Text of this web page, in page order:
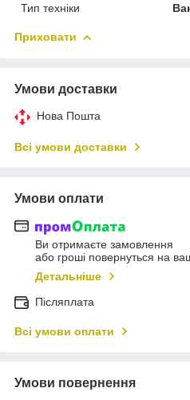
Тип техніки
Приховати
Умови доставки
Нова Пошта
Всі умови доставки
Умови оплати
Ви отримаєте замовлення
або гроші повернуться на
Детальніше
Післяплата
Всі умови оплати
Умови повернення